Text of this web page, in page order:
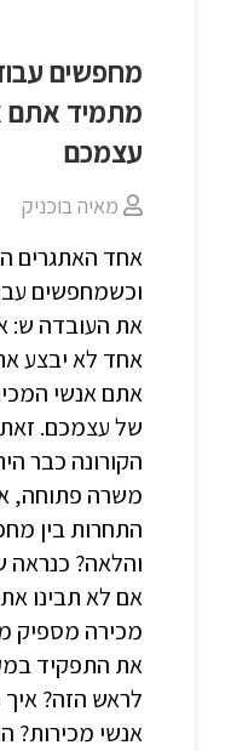
מחפשים
מתמיד אתם
עצמכם
מאיה בוכניק
אחד האתגרים
וכשמחפשים
את העובדה ש:
אחד לא יבצע
אתם אנשי
של עצמכם.
הקורונה כבר
משרה פתוחה,
התחרות בין
והלאה? כנראה
אם לא תבינו
מכירה מספיק
את התפקיד
לראש הזה?
אנשי מכירות? הנה 7